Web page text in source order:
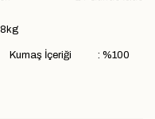
İçeriği : %100